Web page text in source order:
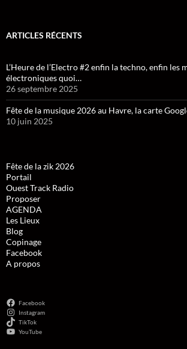
ARTICLES RÉCENTS
L’Heure de l’Electro #2 enfin la techno, enfin les
électroniques quoi…
26 septembre 2025
Fête de la musique 2026 au Havre, la carte
10 juin 2025
Fête de la zik 2026
Portail
Ouest Track Radio
Proposer
AGENDA
Les Lieux
Blog
Copinage
Facebook
A propos
Facebook
Instagram
TikTok
YouTube